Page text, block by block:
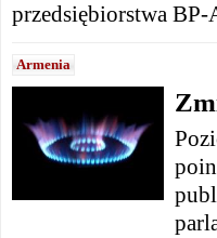
przedsiębiorstwa BP-
Armenia